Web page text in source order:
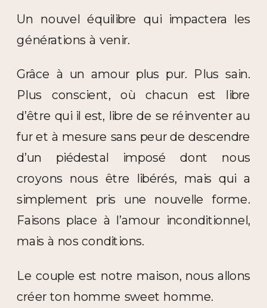
Un nouvel équilibre qui impactera les
générations à venir.
Grâce à un amour plus pur. Plus sain.
Plus conscient, où chacun est libre
d’être qui il est, libre de se réinventer au
fur et à mesure sans peur de descendre
d’un piédestal imposé dont nous
croyons nous être libérés, mais qui a
simplement pris une nouvelle forme.
Faisons place à l’amour inconditionnel,
mais à nos conditions.
Le couple est notre maison, nous allons
créer ton homme sweet homme.